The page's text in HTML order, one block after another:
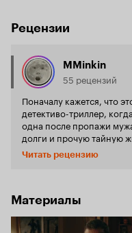
Рецензии
MMinkin
55 рецензий
Поначалу кажется, что
детективо-триллер,
одна после пропажи
долги и прочую тайную
серии сюжет
так просто» и
же - сильная женщина и
помощники против
мира. Основное ощущение - неубедительно.
Читать рецензию
Материалы